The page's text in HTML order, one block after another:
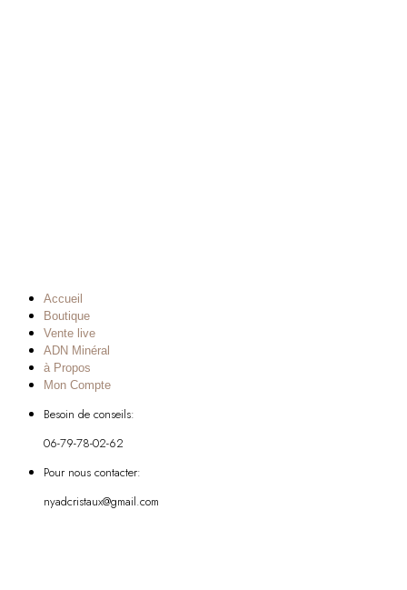
Accueil
Boutique
Vente live
ADN Minéral
à Propos
Mon Compte
Besoin de conseils:
06-79-78-02-62
Pour nous contacter:
nyadcristaux@gmail.com